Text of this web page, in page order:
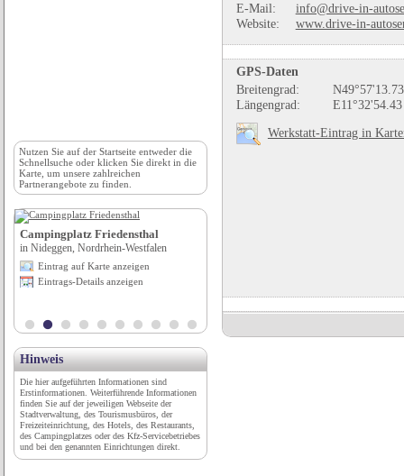
E-Mail:
info@drive-in-
Website:
www.drive-in-
GPS-Daten
Breitengrad:
N49°57'13.73
Längengrad:
E11°32'54.43
Werkstatt-Eintrag in
Nutzen Sie auf der Startseite entweder die
Schnellsuche oder klicken Sie direkt in die
Karte, um unsere zahlreichen
Partnerangebote zu finden.
Campingplatz Friedensthal
in Nideggen, Nordrhein-Westfalen
Eintrag auf Karte anzeigen
Eintrags-Details anzeigen
Hinweis
Die hier aufgeführten Informationen sind
Erstinformationen. Weiterführende Informationen
finden Sie auf der jeweiligen Webseite der
Stadtverwaltung, des Tourismusbüros, der
Freizeiteinrichtung, des Hotels, des Restaurants,
des Campingplatzes oder des Kfz-Servicebetriebes
und bei den genannten Einrichtungen direkt.